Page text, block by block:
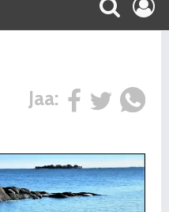
Jaa: